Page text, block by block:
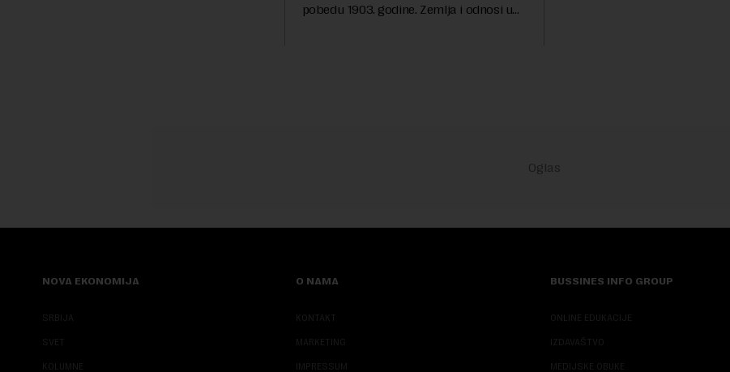
pobedu 1903. godine. Zemlja i odnosi u
NOVA EKONOMIJA
SRBIJA
SVET
KOLUMNE
O NAMA
KONTAKT
MARKETING
IMPRESSUM
BUSSINES INFO GROUP
ONLINE EDUKACIJE
IZDAVAŠTVO
MEDIJSKE OBUKE